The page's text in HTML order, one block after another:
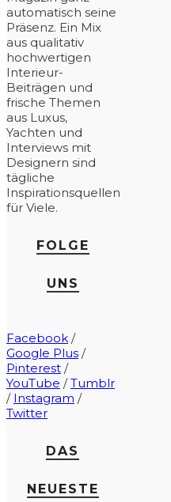
automatisch seine
Präsenz. Ein Mix
aus qualitativ
hochwertigen
Interieur-
Beiträgen und
frische Themen
aus Luxus,
Yachten und
Interviews mit
Designern sind
tägliche
Inspirationsquellen
für Viele.
FOLGE
UNS
Facebook /
Google Plus /
Pinterest /
YouTube /Tumblr
/ Instagram /
Twitter
DAS
NEUESTE